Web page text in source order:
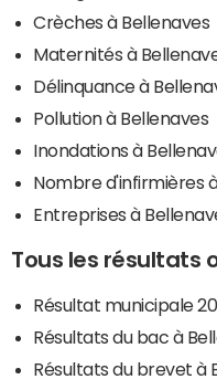
Crèches à Bellenaves
Maternités à
Délinquance à
Pollution à Bellenaves
Inondations à
Nombre d'infirmières
Entreprises à
Tous les résultats
Résultat municipale
Résultats du bac à
Résultats du brevet à